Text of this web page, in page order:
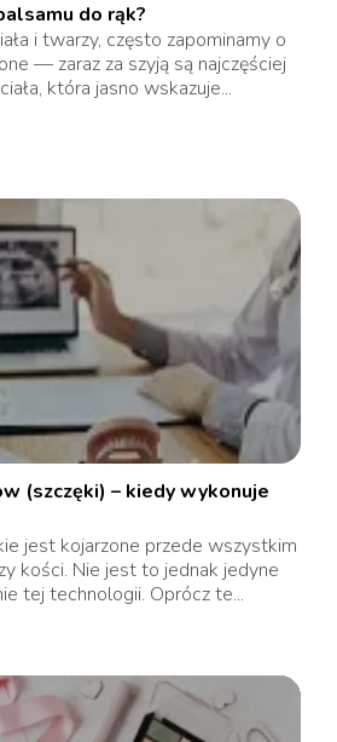
do rąk?
i twarzy, często zapominamy o
— zaraz za szyją są najczęściej
która jasno wskazuje...
(szczęki) – kiedy wykonuje
jest kojarzone przede wszystkim
kości. Nie jest to jednak jedyne
tej technologii. Oprócz te...